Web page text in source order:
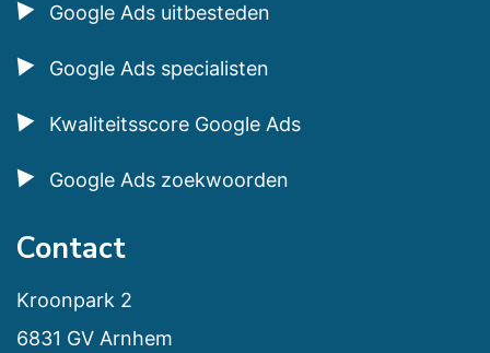
Google Ads uitbesteden
Google Ads specialisten
Kwaliteitsscore Google Ads
Google Ads zoekwoorden
Contact
Kroonpark 2
6831 GV Arnhem